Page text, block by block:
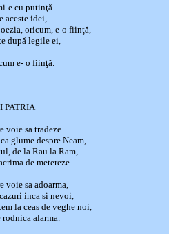
e cu putinţă
aceste idei,
oricum, e-o fiinţă,
după legile ei,
e- o fiinţă.
PATRIA
voie sa tradeze
glume despre Neam,
de la Rau la Ram,
de metereze.
voie sa adoarma,
inca si nevoi,
la ceas de veghe noi,
rodnica alarma.